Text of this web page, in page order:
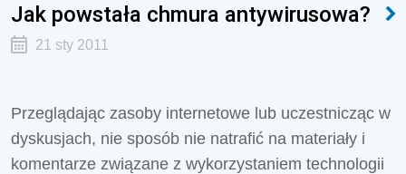
Jak powstała chmura antywirusowa?
21 sty 2011
Przeglądając zasoby internetowe lub uczestnicząc w
dyskusjach, nie sposób nie natrafić na materiały i
komentarze związane z wykorzystaniem technologii